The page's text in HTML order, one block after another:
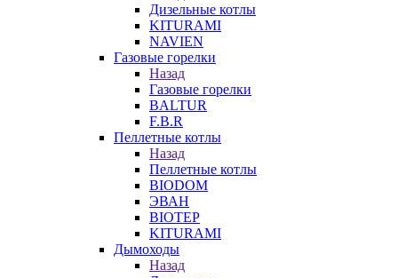
Дизельные котлы
KITURAMI
NAVIEN
Газовые горелки
Назад
Газовые горелки
BALTUR
F.B.R
Пеллетные котлы
Назад
Пеллетные котлы
BIODOM
ЭВАН
BIOTEP
KITURAMI
Дымоходы
Назад